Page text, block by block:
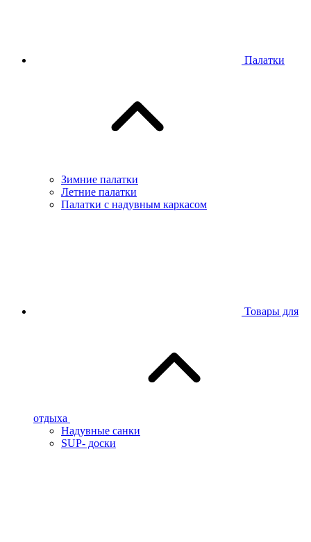
Палатки
Зимние палатки
Летние палатки
Палатки с надувным каркасом
Товары для
отдыха
Надувные санки
SUP- доски